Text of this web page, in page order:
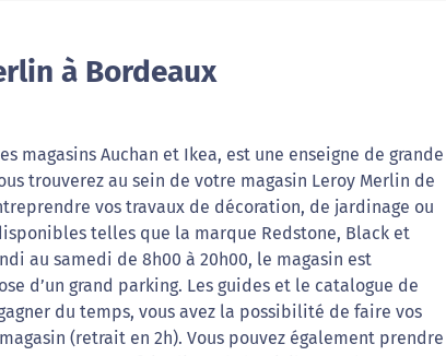
à Bordeaux
magasins Auchan et Ikea, est une enseigne de grande
trouverez au sein de votre magasin Leroy Merlin de
vos travaux de décoration, de jardinage ou
telles que la marque Redstone, Black et
au samedi de 8h00 à 20h00, le magasin est
d’un grand parking. Les guides et le catalogue de
du temps, vous avez la possibilité de faire vos
(retrait en 2h). Vous pouvez également prendre